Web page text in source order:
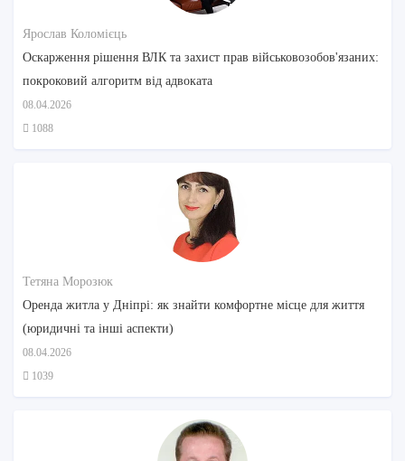
Ярослав Коломієць
Оскарження рішення ВЛК та захист прав військовозобов'язаних:
покроковий алгоритм від адвоката
08.04.2026
1088
Тетяна Морозюк
Оренда житла у Дніпрі: як знайти комфортне місце для життя
(юридичні та інші аспекти)
08.04.2026
1039